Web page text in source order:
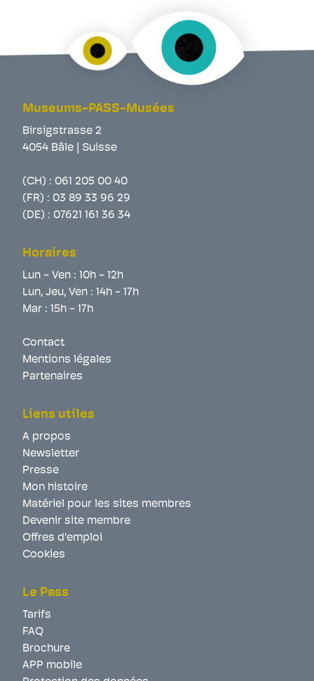
Museums-PASS-Musées
Birsigstrasse 2
4054 Bâle | Suisse
(CH) : 061 205 00 40
(FR) : 03 89 33 96 29
(DE) : 07621 161 36 34
Horaires
Lun - Ven : 10h - 12h
Lun, Jeu, Ven : 14h - 17h
Mar : 15h - 17h
Contact
Mentions légales
Partenaires
Liens utiles
A propos
Newsletter
Presse
Mon histoire
Matériel pour les sites membres
Devenir site membre
Offres d'emploi
Cookies
Le Pass
Tarifs
FAQ
Brochure
APP mobile